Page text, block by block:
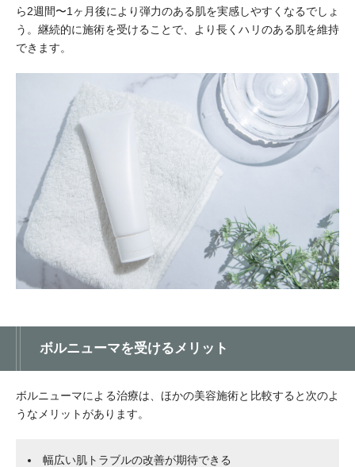
ら2週間〜1ヶ月後により弾力のある肌を実感しやすくなるでしょ
う。継続的に施術を受けることで、より長くハリのある肌を維持
できます。
ボルニューマを受けるメリット
ボルニューマによる治療は、ほかの美容施術と比較すると次のよ
うなメリットがあります。
幅広い肌トラブルの改善が期待できる